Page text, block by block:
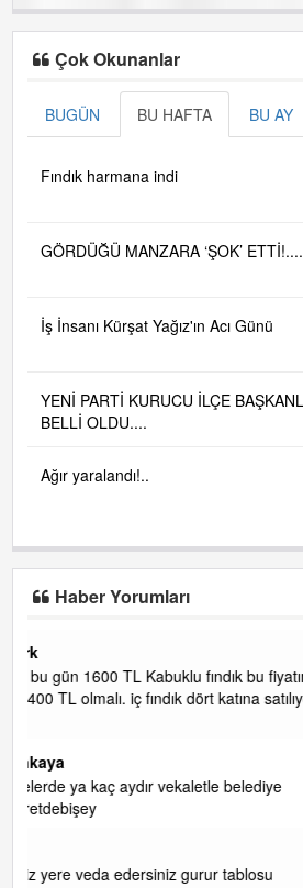
Çok Okunanlar
BUGÜN BU HAFTA BU AY
Fındık harmana indi
GÖRDÜĞÜ MANZARA ‘ŞOK’
İş İnsanı Kürşat Yağız'ın Acı Günü
YENİ PARTİ KURUCU İLÇE
BELLİ OLDU....
Ağır yaralandı!..
Haber Yorumları
iç
Ereğlinin en değerli en gözde yeri
Metrekaresi 500 bin liraya
başkanım seni belediye
senin ereyliye katkın çok oldu
ibrahim yalçınkaya
qaasvalt kansorejen madde
döke kaldırımlar ana yoldan
dükkanları su basacak ma...